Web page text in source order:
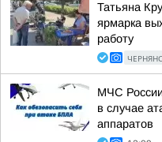
Татьяна
ярмарка
работу
МЧС
в случае
аппаратов